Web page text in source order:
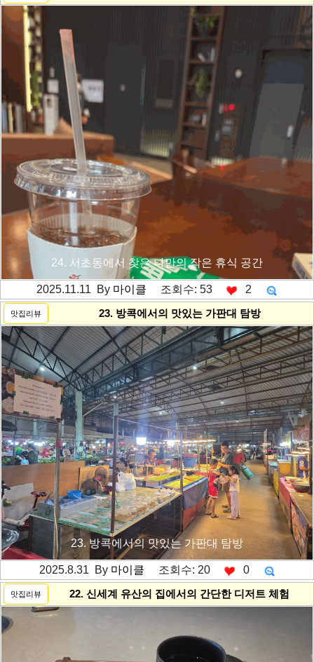
24. 서초동에서 찾은 나만의 작은 휴식 공간
2025.11.11 By 마이클 조회수: 53 2
맛집리뷰 23. 방콕에서의 맛있는 가판대 탐방
23. 방콕에서의 맛있는 가판대 탐방
2025.8.31 By 마이클 조회수: 20 0
맛집리뷰 22. 신세계 유산의 집에서의 간단한 디저트 체험